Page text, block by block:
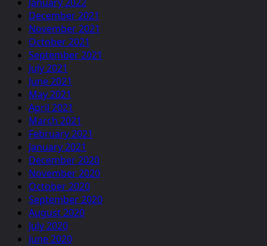
December 2021
November 2021
October 2021
September 2021
July 2021
June 2021
May 2021
April 2021
March 2021
February 2021
January 2021
December 2020
November 2020
October 2020
September 2020
August 2020
July 2020
June 2020